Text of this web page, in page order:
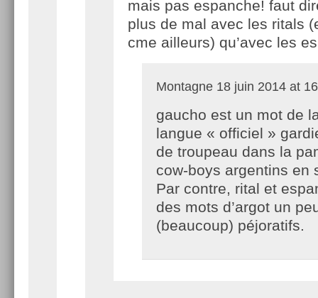
mais pas espanche! faut
plus de mal avec les ritals
cme ailleurs) qu’avec les
Montagne 18 juin 2014 at
gaucho est un mot de
langue « officiel »
de troupeau dans la
cow-boys argentins en
Par contre, rital et
des mots d’argot un
(beaucoup) péjoratifs.